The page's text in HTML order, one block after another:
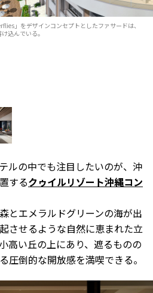
」をデザインコンセプトとしたファサードは、
込んでいる。
ルの中でも注目したいのが、沖
するクゥイルリゾート沖縄コン
とエメラルドグリーンの海が出
させるような自然に恵まれた立
高い丘の上にあり、遮るものの
圧倒的な開放感を満喫できる。